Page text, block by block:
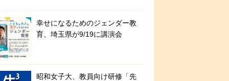
幸せになるためのジェンダー教
育、埼玉県が9/19に講演会
昭和女子大、教員向け研修「先